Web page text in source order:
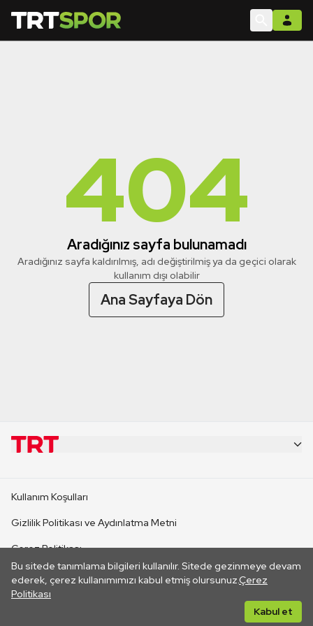
404
Aradığınız sayfa bulunamadı
Aradığınız sayfa kaldırılmış, adı değiştirilmiş ya da geçici olarak
kullanım dışı olabilir
Ana Sayfaya Dön
Bu sitede tanımlama bilgileri kullanılır. Sitede gezinmeye devam
ederek, çerez kullanımımızı kabul etmiş olursunuz.Çerez
Politikası
Kabul et
CANLI YAYINLAR
Kullanım Koşulları
Gizlilik Politikası ve Aydınlatma Metni
Çerez Politikası
İletişim
Her hakkı saklıdır. ©2026 TRT. Bağlantı yoluyla gidilen dış